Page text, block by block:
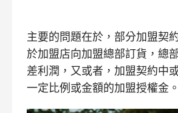
主要的問題在於，部分加盟契
於加盟店向加盟總部訂貨，總
差利潤，又或者，加盟契約中
一定比例或金額的加盟授權金。